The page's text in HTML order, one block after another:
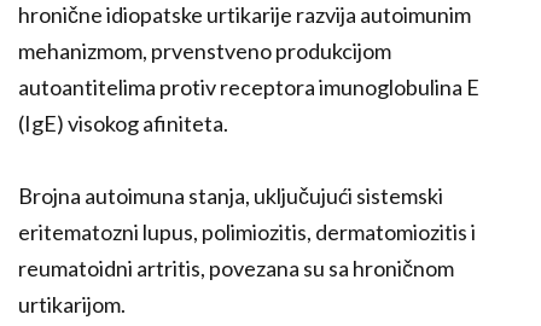
hronične idiopatske urtikarije razvija autoimunim
mehanizmom, prvenstveno produkcijom
autoantitelima protiv receptora imunoglobulina E
(IgE) visokog afiniteta.
Brojna autoimuna stanja, uključujući sistemski
eritematozni lupus, polimiozitis, dermatomiozitis i
reumatoidni artritis, povezana su sa hroničnom
urtikarijom.